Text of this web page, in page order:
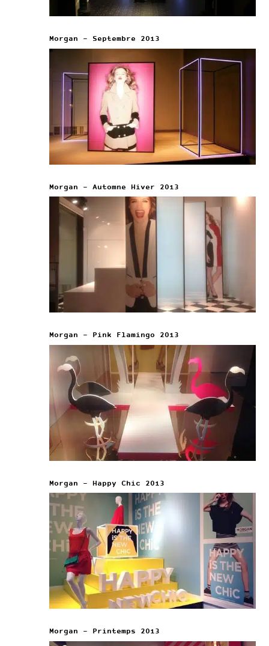
Morgan – Septembre 2013
Morgan – Automne Hiver 2013
Morgan – Pink Flamingo 2013
Morgan – Happy Chic 2013
Morgan – Printemps 2013